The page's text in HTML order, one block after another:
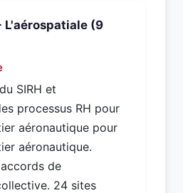
L'aérospatiale (9
SIRH et
processus RH pour
aéronautique pour
aéronautique.
de
24 sites